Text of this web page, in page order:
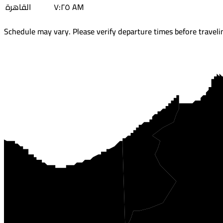
القاهرة
٧:٢٥ AM
Schedule may vary. Please verify departure times before